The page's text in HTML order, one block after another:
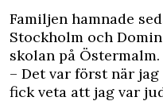
Familjen hamnade
Stockholm och
skolan på Östermalm.
– Det var först när
fick veta att jag var